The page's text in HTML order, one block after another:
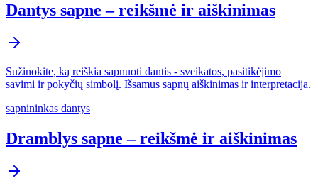
Dantys sapne – reikšmė ir aiškinimas
Sužinokite, ką reiškia sapnuoti dantis - sveikatos, pasitikėjimo
savimi ir pokyčių simbolį. Išsamus sapnų aiškinimas ir interpretacija.
sapnininkas dantys
Dramblys sapne – reikšmė ir aiškinimas